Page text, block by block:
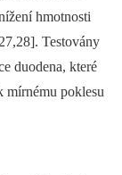
hmotnosti
Testovány
duodena, které
mírnému poklesu